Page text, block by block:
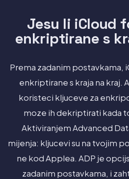
Jesu li iCloud
enkriptirane s
Prema zadanim postavkama,
enkriptirane s kraja na kraj.
koristeci kljuceve za
moze ih dekriptirati kada
Aktiviranjem Advanced
mijenja: kljucevi su na tvojim
ne kod Applea. ADP je
zadanim postavkama, i